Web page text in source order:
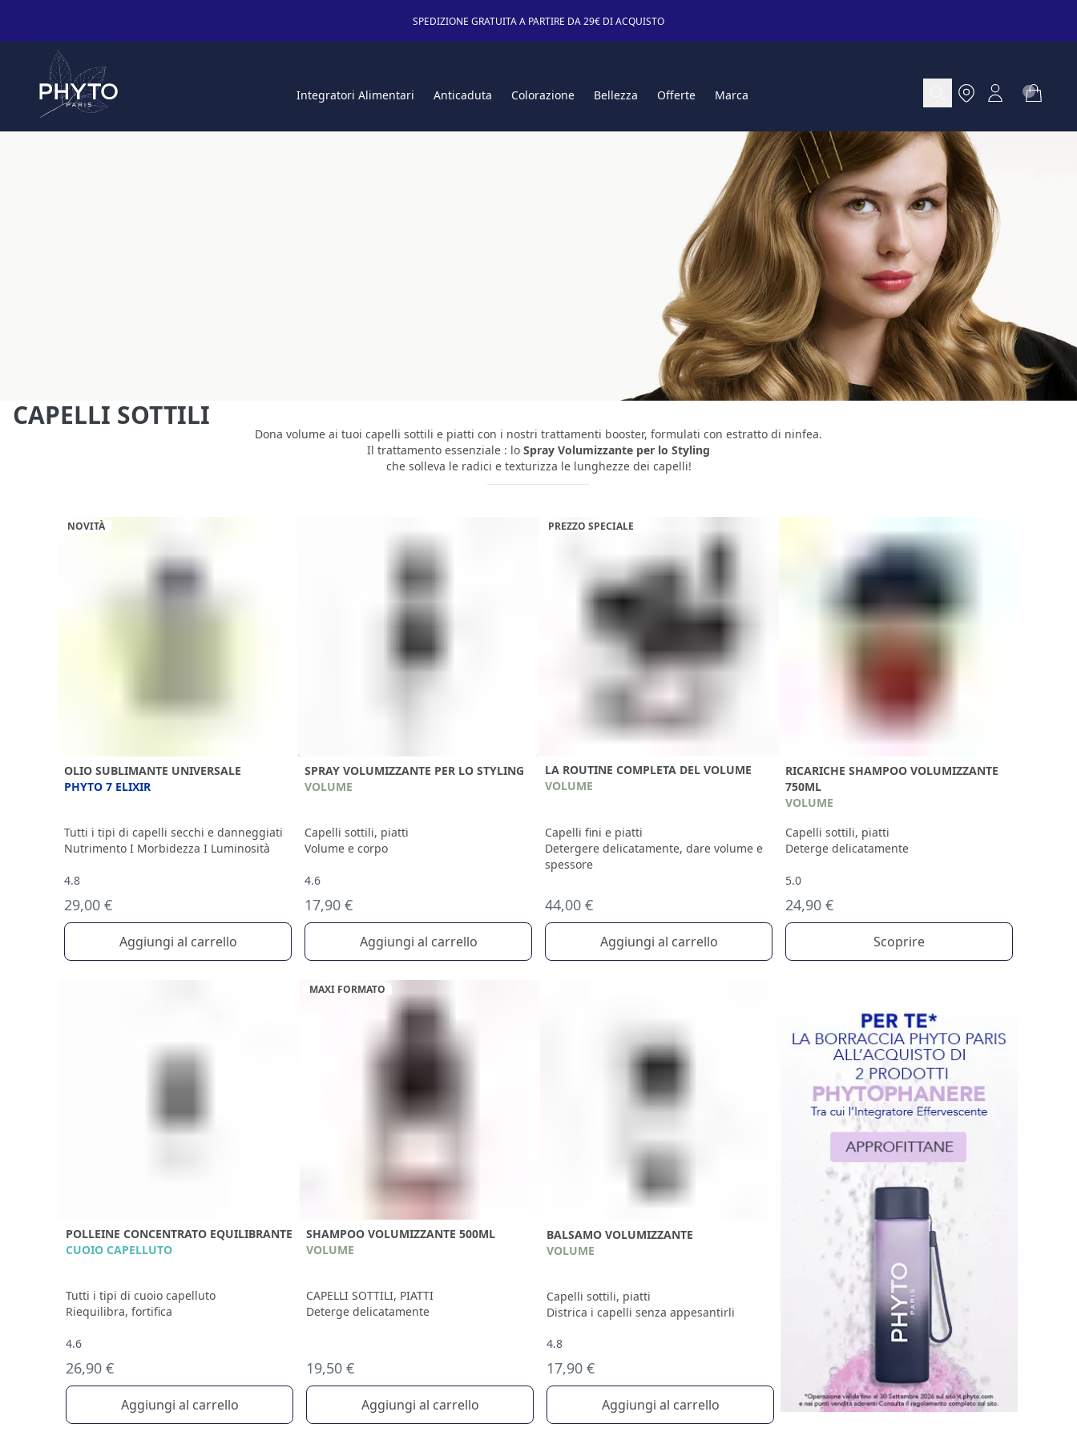
SPEDIZIONE GRATUITA A PARTIRE DA 29€ DI ACQUISTO
Integratori Alimentari Anticaduta Colorazione Bellezza Offerte Marca
CAPELLI SOTTILI
Dona volume ai tuoi capelli sottili e piatti con i nostri trattamenti booster, formulati con estratto di ninfea.
Il trattamento essenziale : lo Spray Volumizzante per lo Styling
che solleva le radici e texturizza le lunghezze dei capelli!
NOVITÀ
OLIO SUBLIMANTE UNIVERSALE
PHYTO 7 ELIXIR
Tutti i tipi di capelli secchi e danneggiati
Nutrimento I Morbidezza I Luminosità
4.8
29,00 €
Aggiungi al carrello
SPRAY VOLUMIZZANTE PER LO STYLING
VOLUME
Capelli sottili, piatti
Volume e corpo
4.6
17,90 €
Aggiungi al carrello
PREZZO SPECIALE
LA ROUTINE COMPLETA DEL VOLUME
VOLUME
Capelli fini e piatti
Detergere delicatamente, dare volume e
spessore
44,00 €
Aggiungi al carrello
RICARICHE SHAMPOO VOLUMIZZANTE
750ML
VOLUME
Capelli sottili, piatti
Deterge delicatamente
5.0
24,90 €
Scoprire
POLLEINE CONCENTRATO EQUILIBRANTE
CUOIO CAPELLUTO
Tutti i tipi di cuoio capelluto
Riequilibra, fortifica
4.6
26,90 €
Aggiungi al carrello
MAXI FORMATO
SHAMPOO VOLUMIZZANTE 500ML
VOLUME
CAPELLI SOTTILI, PIATTI
Deterge delicatamente
19,50 €
Aggiungi al carrello
BALSAMO VOLUMIZZANTE
VOLUME
Capelli sottili, piatti
Districa i capelli senza appesantirli
4.8
17,90 €
Aggiungi al carrello